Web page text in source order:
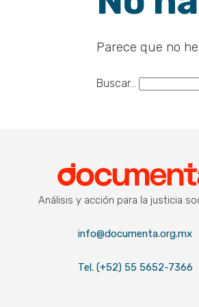
Parece que no
Buscar...
Documenta
Análisis y acción para la justicia
info@documenta.org.mx
Tel. (+52) 55 5652-7366